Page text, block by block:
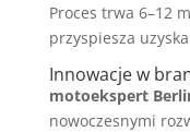
Proces trwa 6–12
przyspiesza
Innowacje w
motoekspert
nowoczesnymi